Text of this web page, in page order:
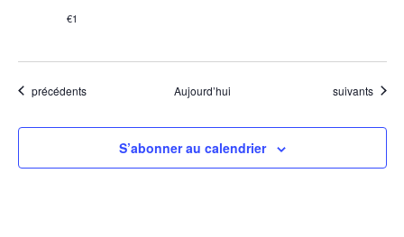
€1
Évènements
précédents Aujourd’hui Évènements
suivants
S’abonner au calendrier